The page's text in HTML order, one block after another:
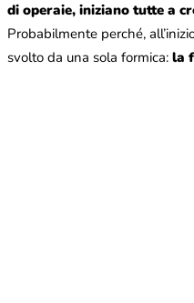
di operaie, iniziano tutte a
Probabilmente perché,
svolto da una sola formica: la